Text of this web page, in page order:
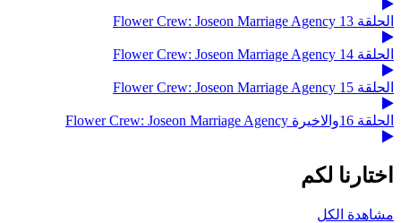
الحلقة 13 Flower Crew: Joseon Marriage Agency
الحلقة 14 Flower Crew: Joseon Marriage Agency
الحلقة 15 Flower Crew: Joseon Marriage Agency
الحلقة 16والاخيرة Flower Crew: Joseon Marriage Agency
اختارنا لكم
مشاهدة الكل